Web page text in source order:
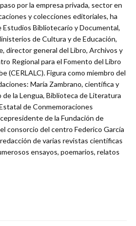
por la empresa privada, sector en
y colecciones editoriales, ha
Bibliotecario y Documental,
de Cultura y de Educación,
director general del Libro, Archivos y
Regional para el Fomento del Libro
(CERLALC). Figura como miembro del
María Zambrano, científica y
la Lengua, Biblioteca de Literatura
de Conmemoraciones
de la Fundación de
consorcio del centro Federico García
de varias revistas científicas
ensayos, poemarios, relatos